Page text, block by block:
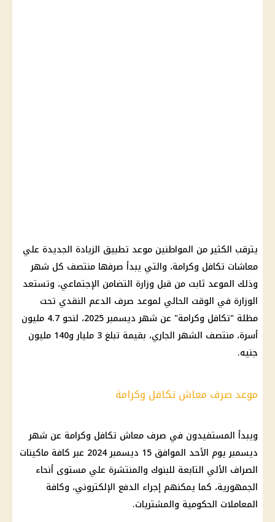
يترقب الكثير من المواطنين موعد تطبيق الزيادة الجديدة علي
معاشات تكافل وكرامة، والتي يبدأ صرفها منتصف كل شهر
وذلك الموعد ثابت من قبل وزارة التضامن الإجتماعي، وتستعد
الوزارة في الوقت الحالي لموعد صرف الدعم النقدي تحت
مظلة "تكافل وكرامة
" عن شهر ديسمبر 2025، لنحو 4.7 مليون
أسرة، منتصف الشهر الجاري، بقيمة تبلغ 3 مليار و140 مليون
جنيه.
موعد صرف معاش تكافل وكرامة
ويبدأ المستفيدون في صرف معاش تكافل وكرامة عن شهر
ديسمبر يوم الأحد الموافق 15
ديسمبر 2024 عبر كافة ماكينات
الصراف الألي التابعة للبنوك والمنتشرة علي مستوى أنحاء
الجمهورية، كما يمكنهم إجراء الدفع الإلكتروني، وكافة
المعاملات الحكومية والمشتريات.